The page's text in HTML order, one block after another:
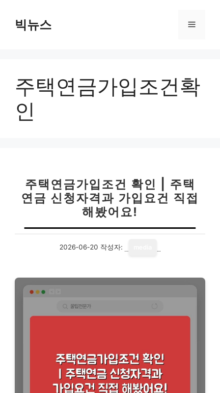
빅뉴스 메
주택연금가입조건확
인
주택연금가입조건 확인 | 주택
연금 신청자격과 가입요건 직접
해봤어요!
2026-06-20 작성자: